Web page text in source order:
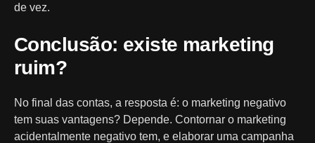
de vez.
Conclusão: existe marketing
ruim?
No final das contas, a resposta é: o marketing negativo
tem suas vantagens? Depende. Contornar o marketing
acidentalmente negativo tem, e elaborar uma campanha